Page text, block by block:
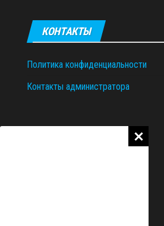
КОНТАКТЫ
Политика конфиденциальности
Контакты администратора